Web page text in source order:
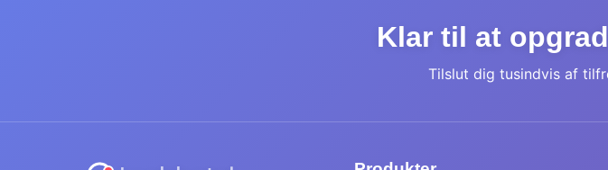
Klar til at
Tilslut dig tusindvis af